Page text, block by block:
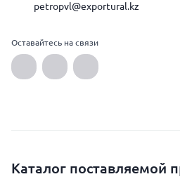
petropvl@exportural.kz
Оставайтесь на связи
Каталог поставляемой